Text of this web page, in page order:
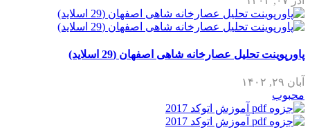
پاورپوینت تحلیل عصارخانه شاهی اصفهان (29 اسلاید)
آبان ۲۹, ۱۴۰۲
محبوب